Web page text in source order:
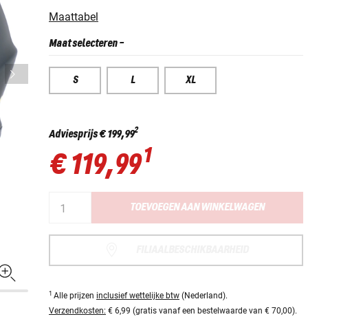
Maattabel
Maat selecteren-
S L XL
Adviesprijs€ 199,992
€ 119,991
TOEVOEGEN AAN WINKELWAGEN
1 Alle prijzen inclusief wettelijke btw (Nederland).
Verzendkosten: € 6,99 (gratis vanaf een bestelwaarde van € 70,00).